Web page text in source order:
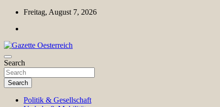
Skip
content
Freitag, August 7, 2026
Gazette Oesterreich
Magazin für Freizeit, Politik, Kultur & Wissenschaft
Search
Search
Politik & Gesellschaft